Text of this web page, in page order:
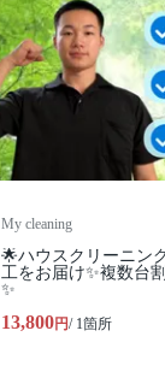
My cleaning
🌟ハウスクリーニン
工をお届け✨複数台
✨
13,800円/ 1箇所